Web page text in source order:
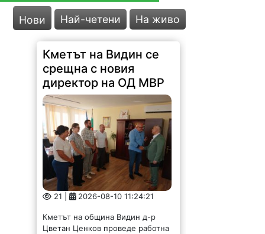
Нови Най-четени На живо
Кметът на Видин се
срещна с новия
директор на ОД МВР
21 | 2026-08-10 11:24:21
Кметът на община Видин д-р
Цветан Ценков проведе работна